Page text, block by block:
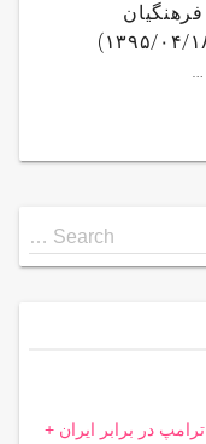
ltms.medu.ir جمعه ۱۸ تیر ۱۳۹۵ (۱۳۹۵/۰۴/۱۸)
Search …
در برابر ایران +